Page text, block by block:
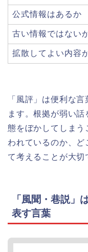
公式情報はあるか
古い情報ではない
拡散してよい内容
「風評」は便利な
ます。根拠が弱い
態をぼかしてしまう
われているのか、
て考えることが大切
「風聞・巷説」
表す言葉